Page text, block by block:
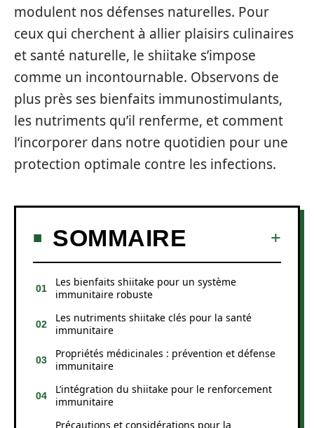
modulent nos défenses naturelles. Pour
ceux qui cherchent à allier plaisirs culinaires
et santé naturelle, le shiitake s’impose
comme un incontournable. Observons de
plus près ses bienfaits immunostimulants,
les nutriments qu’il renferme, et comment
l’incorporer dans notre quotidien pour une
protection optimale contre les infections.
SOMMAIRE
Les bienfaits shiitake pour un système
immunitaire robuste
Les nutriments shiitake clés pour la santé
immunitaire
Propriétés médicinales : prévention et défense
immunitaire
L’intégration du shiitake pour le renforcement
immunitaire
Précautions et considérations pour la